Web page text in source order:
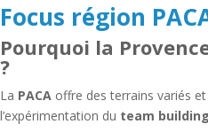
Focus région
Pourquoi la
?
La PACA offre des terrains variés
l’expérimentation du team